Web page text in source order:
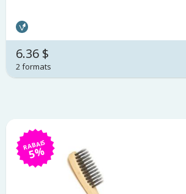
6.36 $
2 formats
RABAIS
5%